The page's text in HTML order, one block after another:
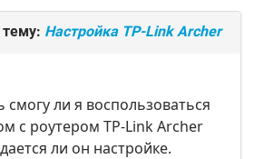
Настройка TP-Link Archer
смогу ли я воспользоваться
с роутером TP-Link Archer
ли он настройке.